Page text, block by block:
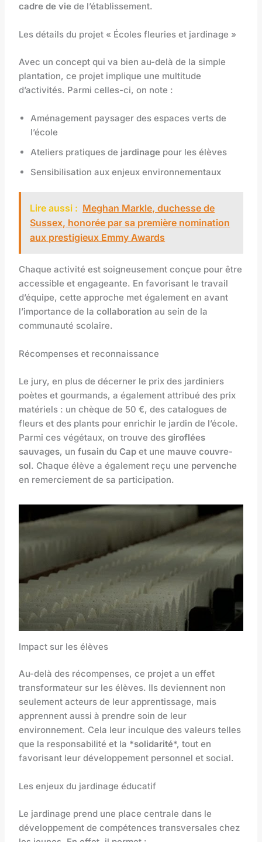
cadre de vie de l’établissement.
Les détails du projet « Écoles fleuries et jardinage »
Avec un concept qui va bien au-delà de la simple
plantation, ce projet implique une multitude
d’activités. Parmi celles-ci, on note :
Aménagement paysager des espaces verts de
l’école
Ateliers pratiques de jardinage pour les élèves
Sensibilisation aux enjeux environnementaux
Lire aussi : Meghan Markle, duchesse de
Sussex, honorée par sa première nomination
aux prestigieux Emmy Awards
Chaque activité est soigneusement conçue pour être
accessible et engageante. En favorisant le travail
d’équipe, cette approche met également en avant
l’importance de lacollaboration au sein de la
communauté scolaire.
Récompenses et reconnaissance
Le jury, en plus de décerner le prix des jardiniers
poètes et gourmands, a également attribué des prix
matériels : un chèque de 50 €, des catalogues de
fleurs et des plants pour enrichir le jardin de l’école.
Parmi ces végétaux, on trouve desgiroflées
sauvages, unfusain du Cap et une mauve couvre-
sol. Chaque élève a également reçu une pervenche
en remerciement de sa participation.
Impact sur les élèves
Au-delà des récompenses, ce projet a un effet
transformateur sur les élèves. Ils deviennent non
seulement acteurs de leur apprentissage, mais
apprennent aussi à prendre soin de leur
environnement. Cela leur inculque des valeurs telles
que la responsabilité et la *solidarité*, tout en
favorisant leur développement personnel et social.
Les enjeux du jardinage éducatif
Le jardinage prend une place centrale dans le
développement de compétences transversales chez